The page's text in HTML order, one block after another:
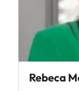
Rebeca